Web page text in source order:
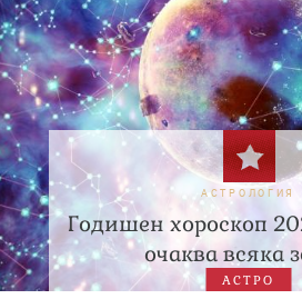
АСТРОЛОГИЯ
Годишен хороскоп
очаква всяка
АСТРО